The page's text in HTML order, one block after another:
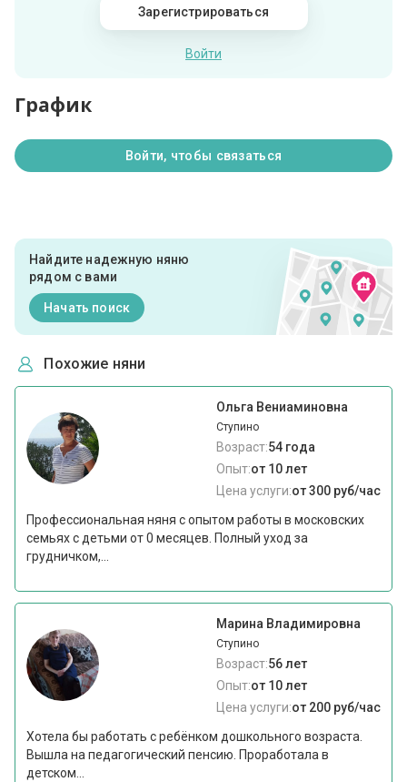
Зарегистрироваться
Войти
График
Войти, чтобы связаться
Найдите надежную няню
рядом с вами
Начать поиск
Похожие няни
Ольга Вениаминовна
Ступино
Возраст:54 года
Опыт:от 10 лет
Цена услуги:от 300 руб/час
Профессиональная няня с опытом работы в московских
семьях с детьми от 0 месяцев. Полный уход за
грудничком,...
Марина Владимировна
Ступино
Возраст:56 лет
Опыт:от 10 лет
Цена услуги:от 200 руб/час
Хотела бы работать с ребёнком дошкольного возраста.
Вышла на педагогический пенсию. Проработала в
детском...